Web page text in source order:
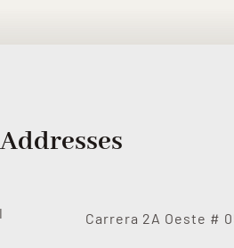
Addresses
Carrera 2A Oeste #